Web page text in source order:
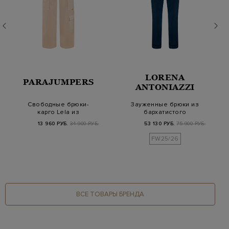
PARAJUMPERS
Свободные брюки-
карго Lela из
хлопкового твила
Pima
13 960 РУБ. 34 900 РУБ.
LORENA
ANTONIAZZI
Зауженные брюки из
бархатистого
хлопкового велюра
53 130 РУБ. 75 900 РУБ.
FW25/26
ВСЕ ТОВАРЫ БРЕНДА